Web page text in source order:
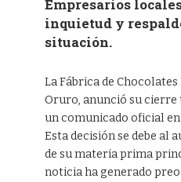
Empresarios
inquietud y
situación.
La Fábrica de
Oruro, anunció su cierre
un comunicado oficial en
Esta decisión se debe al
de su materia prima
noticia ha generado